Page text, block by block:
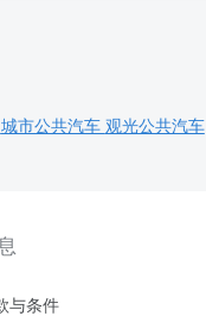
城市公共汽车 观光公共汽车
与条件